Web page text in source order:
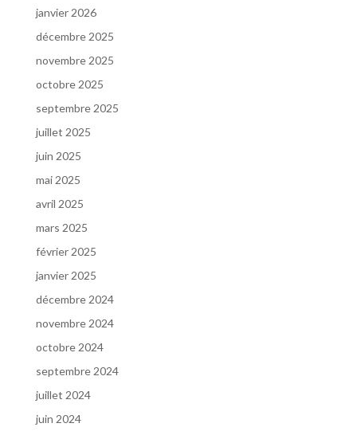
janvier 2026
décembre 2025
novembre 2025
octobre 2025
septembre 2025
juillet 2025
juin 2025
mai 2025
avril 2025
mars 2025
février 2025
janvier 2025
décembre 2024
novembre 2024
octobre 2024
septembre 2024
juillet 2024
juin 2024